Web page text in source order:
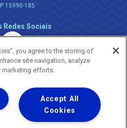
15990-185
Redes Sociais
® 2026 - Todos os Direitos Reservados.
movimenta a vida
you agree to the storing of
site navigation, analyze
marketing efforts.
Accept All
Cookies